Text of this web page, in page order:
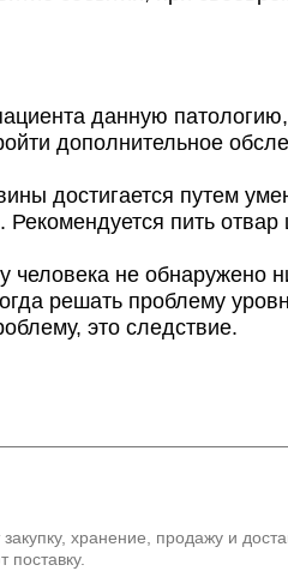
данную
дополнительное
достигается путем
пить
не обнаружено
решать проблему
это следствие.
хранение, продажу и